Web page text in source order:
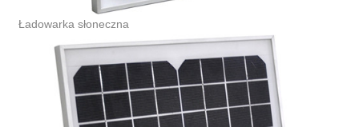
Ładowarka słoneczna